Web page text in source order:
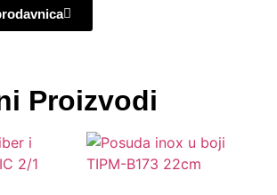
Proizvodi